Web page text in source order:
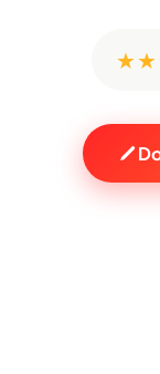
★ ★